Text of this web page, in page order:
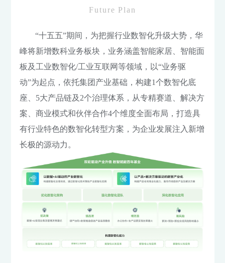
Future Plan
“十五五”期间，为把握行业数智化升级大势，华
峰将新增数科业务板块，业务涵盖智能家居、智能面
板及工业数智化/工业互联网等领域，以“业务驱
动”为起点，依托集团产业基础，构建1个数智化底
座、5大产品链及2个治理体系，从专精赛道、解决方
案、商业模式和伙伴合作4个维度全面布局，打造具
有行业特色的数智化转型方案，为企业发展注入新增
长极的源动力。